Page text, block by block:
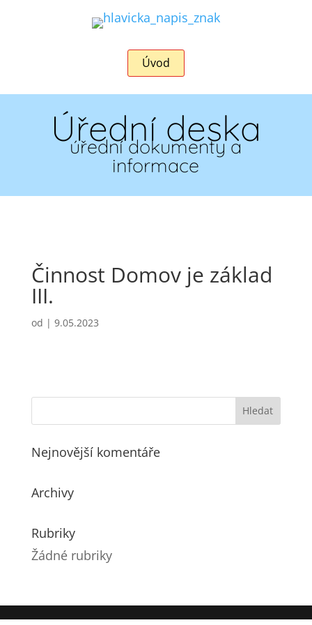
Úvod
Úřední deska
úřední dokumenty a
informace
Činnost Domov je základ
III.
od | 9.05.2023
Nejnovější komentáře
Archivy
Rubriky
Žádné rubriky